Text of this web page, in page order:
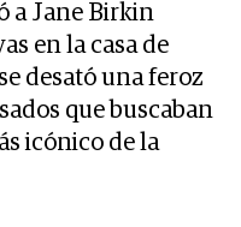
a Jane Birkin
en la casa de
desató una feroz
que buscaban
icónico de la